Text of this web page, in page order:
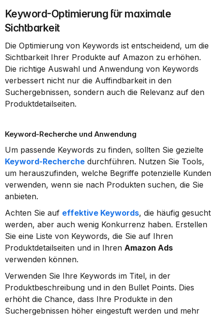
Keyword-Optimierung für maximale
Sichtbarkeit
Die Optimierung von Keywords ist entscheidend, um die
Sichtbarkeit Ihrer Produkte auf Amazon zu erhöhen.
Die richtige Auswahl und Anwendung von Keywords
verbessert nicht nur die Auffindbarkeit in den
Suchergebnissen, sondern auch die Relevanz auf den
Produktdetailseiten.
Keyword-Recherche und Anwendung
Keyword-Recherche durchführen. Nutzen Sie Tools,
um herauszufinden, welche Begriffe potenzielle Kunden
verwenden, wenn sie nach Produkten suchen, die Sie
anbieten.
Achten Sie auf effektive Keywords, die häufig gesucht
werden, aber auch wenig Konkurrenz haben. Erstellen
Sie eine Liste von Keywords, die Sie auf Ihren
Produktdetailseiten und in Ihren Amazon Ads
verwenden können.
Verwenden Sie Ihre Keywords im Titel, in der
Produktbeschreibung und in den Bullet Points. Dies
erhöht die Chance, dass Ihre Produkte in den
Suchergebnissen höher eingestuft werden und mehr